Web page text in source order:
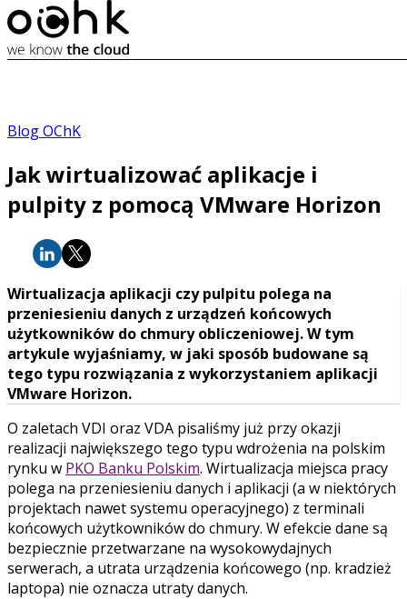
Blog OChK
Jak wirtualizować aplikacje i
pulpity z pomocą VMware Horizon
Wirtualizacja aplikacji czy pulpitu polega na
przeniesieniu danych z urządzeń końcowych
użytkowników do chmury obliczeniowej. W tym
artykule wyjaśniamy, w jaki sposób budowane są
tego typu rozwiązania z wykorzystaniem aplikacji
VMware Horizon.
O zaletach VDI oraz VDA pisaliśmy już przy okazji
realizacji największego tego typu wdrożenia na polskim
rynku w PKO Banku Polskim. Wirtualizacja miejsca pracy
polega na przeniesieniu danych i aplikacji (a w niektórych
projektach nawet systemu operacyjnego) z terminali
końcowych użytkowników do chmury. W efekcie dane są
bezpiecznie przetwarzane na wysokowydajnych
serwerach, a utrata urządzenia końcowego (np. kradzież
laptopa) nie oznacza utraty danych.